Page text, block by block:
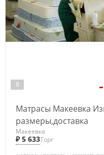
8
Матрасы Макеевка
размеры,доставка
Макеевка
₽ 5 633Торг